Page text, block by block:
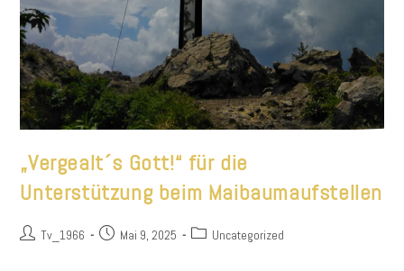
„Vergealt´s Gott!“ für die
Unterstützung beim Maibaumaufstellen
Beitrags-Tv_1966
BeitragMai 9, 2025
Beitrags-Uncategorized